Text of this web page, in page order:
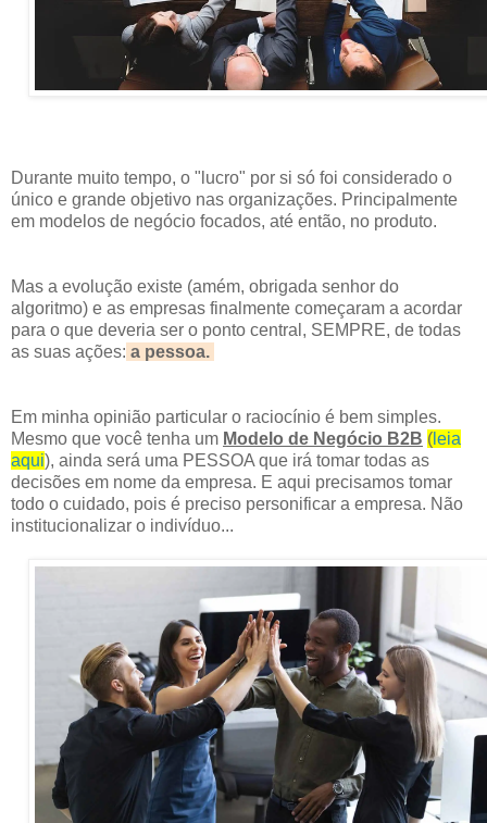
Durante muito tempo, o "lucro" por si só foi considerado o
único e grande objetivo nas organizações. Principalmente
em modelos de negócio focados, até então, no produto.
Mas a evolução existe (amém, obrigada senhor do
algoritmo) e as empresas finalmente começaram a acordar
para o que deveria ser o ponto central, SEMPRE, de todas
as suas ações: a pessoa.
Em minha opinião particular o raciocínio é bem simples.
Mesmo que você tenha um Modelo de Negócio B2B ( leia
aqui), ainda será uma PESSOA que irá tomar todas as
decisões em nome da empresa. E aqui precisamos tomar
todo o cuidado, pois é preciso personificar a empresa. Não
institucionalizar o indivíduo...